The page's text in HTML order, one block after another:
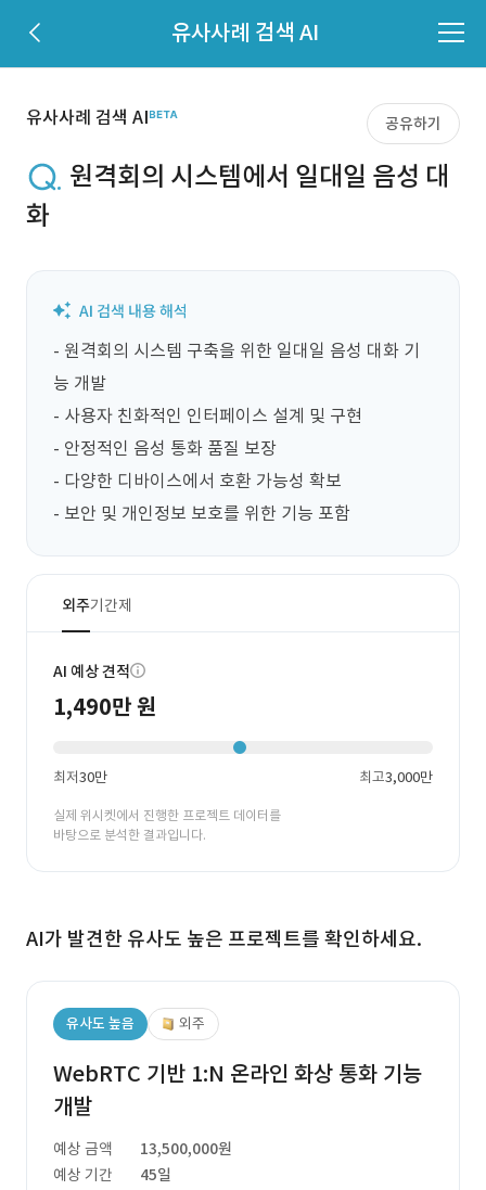
유사사례 검색 AI
유사사례 검색 AI 공유하기
원격회의 시스템에서 일대일 음성 대
화
- 원격회의 시스템 구축을 위한 일대일 음성 대화 기
능 개발
- 사용자 친화적인 인터페이스 설계 및 구현
- 안정적인 음성 통화 품질 보장
- 다양한 디바이스에서 호환 가능성 확보
- 보안 및 개인정보 보호를 위한 기능 포함
외주기간제
AI 예상 견적
1,490만 원
최저30만 최고3,000만
실제 위시켓에서 진행한 프로젝트 데이터를
바탕으로 분석한 결과입니다.
AI가 발견한 유사도 높은 프로젝트를 확인하세요.
유사도 높음 외주
WebRTC 기반 1:N 온라인 화상 통화 기능
개발
예상 금액
13,500,000원
예상 기간
45일